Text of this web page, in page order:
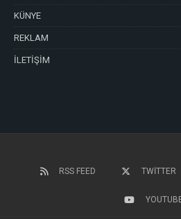
KÜNYE
REKLAM
İLETİŞİM
RSS FEED TWITTER